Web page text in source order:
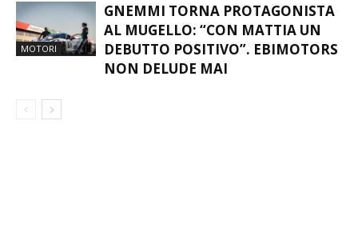
MOTORI
GNEMMI TORNA PROTAGONISTA
AL MUGELLO: “CON MATTIA UN
DEBUTTO POSITIVO”. EBIMOTORS
NON DELUDE MAI